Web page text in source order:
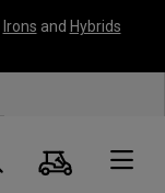
Irons and Hybrids
Suche